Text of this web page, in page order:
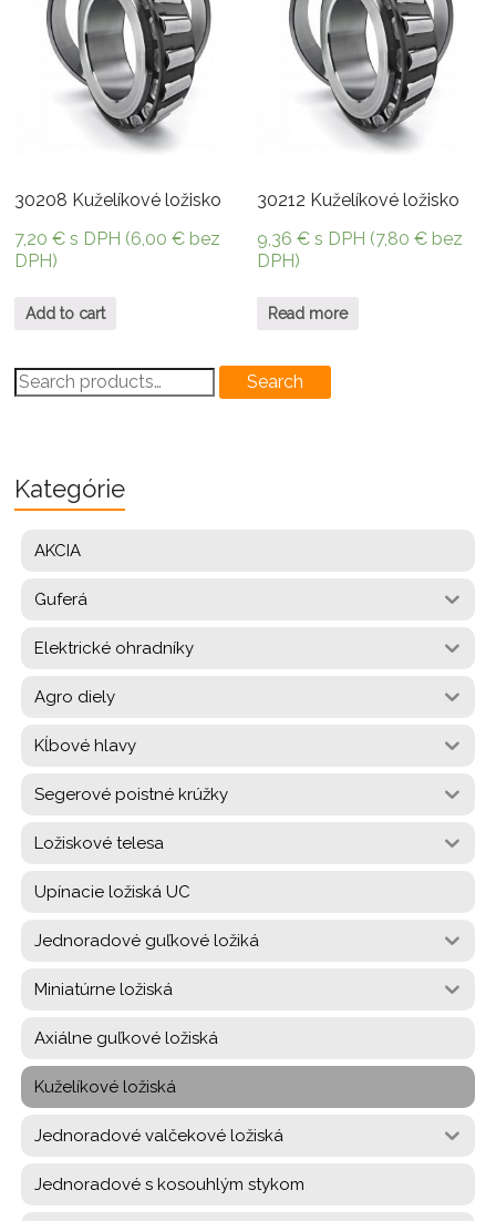
30208 Kuželíkové ložisko
7,20€ s DPH (6,00€ bez
DPH)
Add to cart
30212 Kuželíkové ložisko
9,36€ s DPH (7,80€ bez
DPH)
Read more
Search
for:
Search
Kategórie
AKCIA
Guferá
Elektrické ohradníky
Agro diely
Kĺbové hlavy
Segerové poistné krúžky
Ložiskové telesa
Upínacie ložiská UC
Jednoradové guľkové ložiká
Miniatúrne ložiská
Axiálne guľkové ložiská
Kuželíkové ložiská
Jednoradové valčekové ložiská
Jednoradové s kosouhlým stykom